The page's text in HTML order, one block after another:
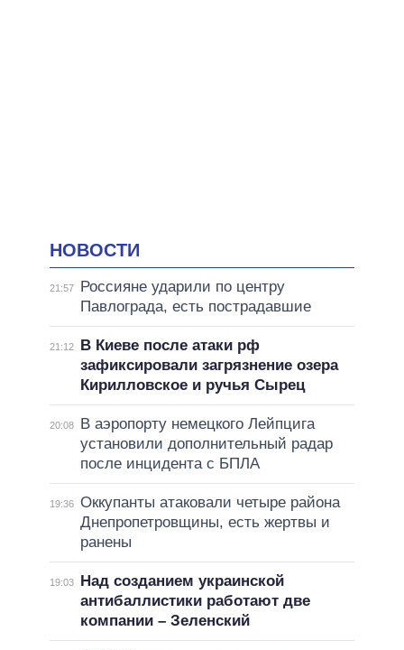
НОВОСТИ
21:57
Россияне ударили по центру
Павлограда, есть пострадавшие
21:12
В Киеве после атаки рф
зафиксировали загрязнение озера
Кирилловское и ручья Сырец
20:08
В аэропорту немецкого Лейпцига
установили дополнительный радар
после инцидента с БПЛА
19:36 Оккупанты атаковали четыре района
Днепропетровщины, есть жертвы и
ранены
19:03
Над созданием украинской
антибаллистики работают две
компании – Зеленский